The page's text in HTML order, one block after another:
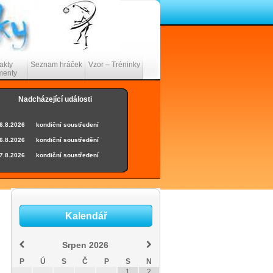
Seznam hráček Vzor – Tréninky
Nadcházející události
6.8.2026 kondiční soustředení
6.8.2026 kondiční soustředění
7.8.2026 kondiční soustředení
kondiční soustředení
12.8.2026 kondiční soustředení
12.8.2026 kondiční soustředění
Kalendář
Srpen 2026
P Ú S Č P S
N